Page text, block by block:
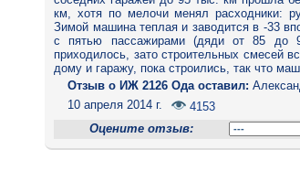
км, хотя по мелочи менял расходники:
Зимой машина теплая и заводится в -33
с пятью пассажирами (дяди от 85 до
приходилось, зато строительных смесей
дому и гаражу, пока строились, так что
Отзыв o ИЖ 2126 Ода оставил:
10 апреля 2014 г.
4153
Оцените отзыв: